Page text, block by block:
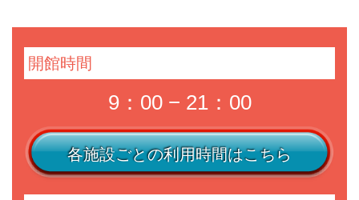
開館時間
9：00 − 21：00
各施設ごとの利用時間はこちら